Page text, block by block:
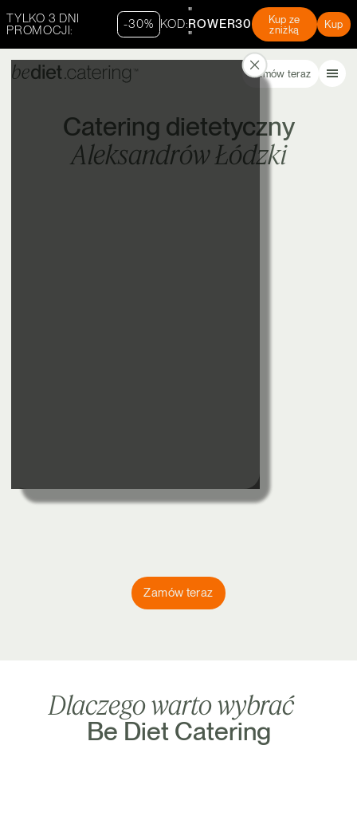
TYLKO 3 DNI
PROMOCJI:
-30% KOD:
"
ROWER30
"
Kup ze
zniżką
Kup
Zamów teraz
Catering dietetyczny
Aleksandrów Łódzki
Zamów teraz
Dlaczego warto wybrać
Be Diet Catering